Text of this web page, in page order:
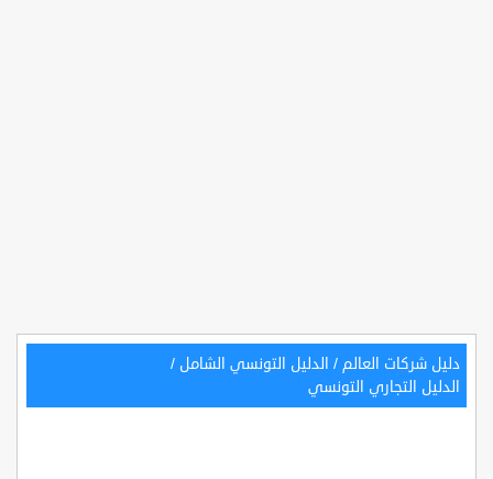
دليل شركات العالم / الدليل التونسي الشامل /
الدليل التجاري التونسي